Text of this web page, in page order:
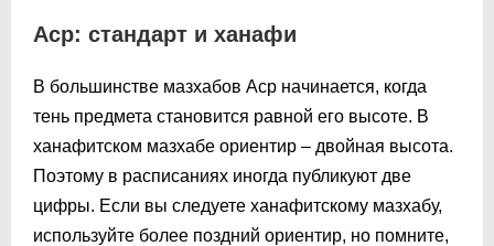
Аср: стандарт и ханафи
В большинстве мазхабов Аср начинается, когда
тень предмета становится равной его высоте. В
ханафитском мазхабе ориентир – двойная высота.
Поэтому в расписаниях иногда публикуют две
цифры. Если вы следуете ханафитскому мазхабу,
используйте более поздний ориентир, но помните,